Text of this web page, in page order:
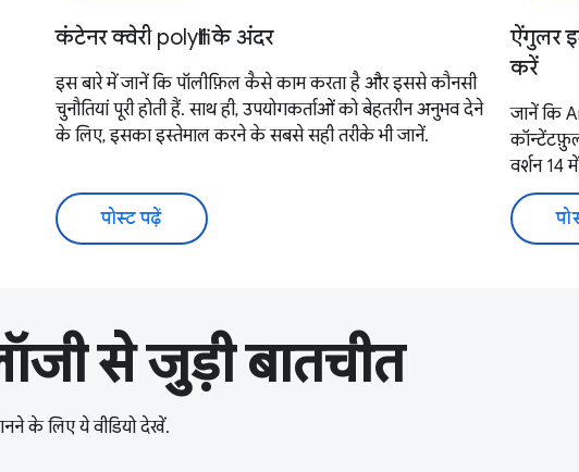
कंटेनर क्वेरी polyfill के अंदर
इस बारे में जानें कि पॉलीफ़िल कैसे काम करता है और इससे कौनसी
चुनौतियां पूरी होती हैं. साथ ही, उपयोगकर्ताओं को बेहतरीन अनुभव देने
के लिए, इसका इस्तेमाल करने के सबसे सही तरीके भी जानें.
पोस्ट पढ़ें
ऐंगुलर
करें
जानें कि
वर्शन 14
से जुड़ी बातचीत
के लिए ये वीडियो देखें.